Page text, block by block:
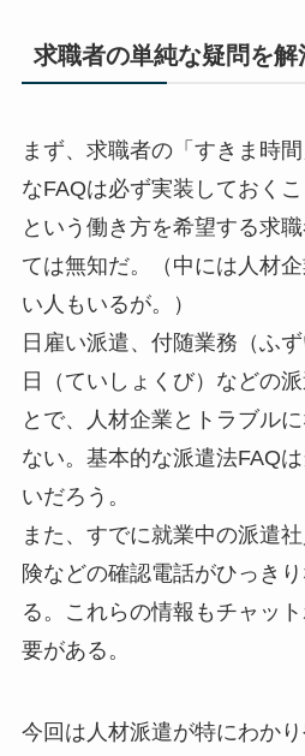
求職者の単純な疑問を解
まず、求職者の「すきま時
なFAQは必ず実装しておく
という働き方を希望する求
ては無知だ。（中には人材
い人もいるが。）
日雇い派遣、付随業務（ふ
日（ていしょくび）などの
とで、人材企業とトラブル
ない。基本的な派遣法FAQ
いだろう。
また、すでに就業中の派遣
険などの確認電話がひっき
る。これらの情報もチャッ
要がある。
今回は人材派遣が特にわか